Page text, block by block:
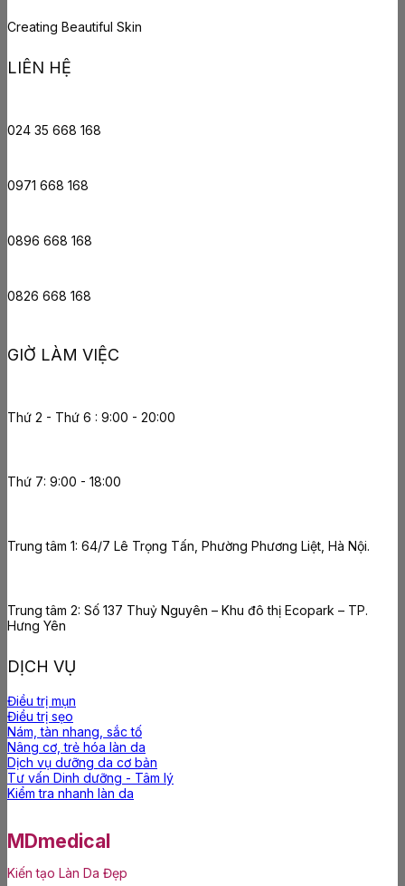
Creating Beautiful Skin
LIÊN HỆ
024 35 668 168
0971 668 168
0896 668 168
0826 668 168
GIỜ LÀM VIỆC
Thứ 2 - Thứ 6 : 9:00 - 20:00
Thứ 7: 9:00 - 18:00
Trung tâm 1: 64/7 Lê Trọng Tấn, Phường Phương Liệt, Hà Nội.
Trung tâm 2: Số 137 Thuỷ Nguyên – Khu đô thị Ecopark – TP.
Hưng Yên
DỊCH VỤ
Điều trị mụn
Điều trị sẹo
Nám, tàn nhang, sắc tố
Nâng cơ, trẻ hóa làn da
Dịch vụ dưỡng da cơ bản
Tư vấn Dinh dưỡng - Tâm lý
Kiểm tra nhanh làn da
MDmedical
Kiến tạo Làn Da Đẹp